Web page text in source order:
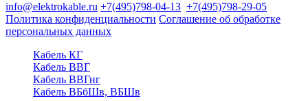
info@elektrokable.ru +7(495)798-04-13 +7(495)798-29-05
Политика конфиденциальности Соглашение об обработке
персональных данных
Кабель КГ
Кабель ВВГ
Кабель ВВГнг
Кабель ВБбШв, ВБШв